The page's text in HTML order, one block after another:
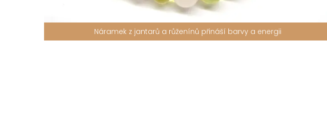
Náramek z jantarů a růženínů přináší barvy a energii